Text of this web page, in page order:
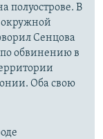
полуострове. В
окружной
Сенцова
обвинению в
Оба свою